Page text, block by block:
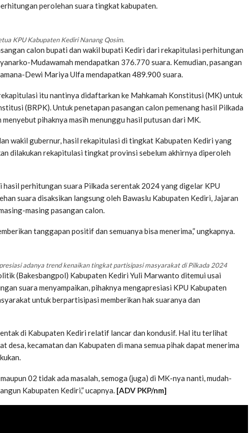
perolehan suara tingkat kabupaten.
KPU Kabupaten Kediri Nanang Qosim.
calon bupati dan wakil bupati Kediri dari rekapitulasi perhitungan
Mudawamah mendapatkan 376.770 suara. Kemudian, pasangan
Dewi Mariya Ulfa mendapatkan 489.900 suara.
itu nantinya didaftarkan ke Mahkamah Konstitusi (MK) untuk
(BRPK). Untuk penetapan pasangan calon pemenang hasil Pilkada
pihaknya masih menunggu hasil putusan dari MK.
wakil gubernur, hasil rekapitulasi di tingkat Kabupaten Kediri yang
dilakukan rekapitulasi tingkat provinsi sebelum akhirnya diperoleh
perhitungan suara Pilkada serentak 2024 yang digelar KPU
suara disaksikan langsung oleh Bawaslu Kabupaten Kediri, Jajaran
masing pasangan calon.
tanggapan positif dan semuanya bisa menerima,” ungkapnya.
adanya trend kenaikan tingkat partisipasi masyarakat di Pilkada 2024
(Bakesbangpol) Kabupaten Kediri Yuli Marwanto ditemui usai
suara menyampaikan, pihaknya mengapresiasi KPU Kabupaten
untuk berpartisipasi memberikan hak suaranya dan
di Kabupaten Kediri relatif lancar dan kondusif. Hal itu terlihat
kecamatan dan Kabupaten di mana semua pihak dapat menerima
02 tidak ada masalah, semoga (juga) di MK-nya nanti, mudah-
Kabupaten Kediri,” ucapnya. [ADV PKP/nm]